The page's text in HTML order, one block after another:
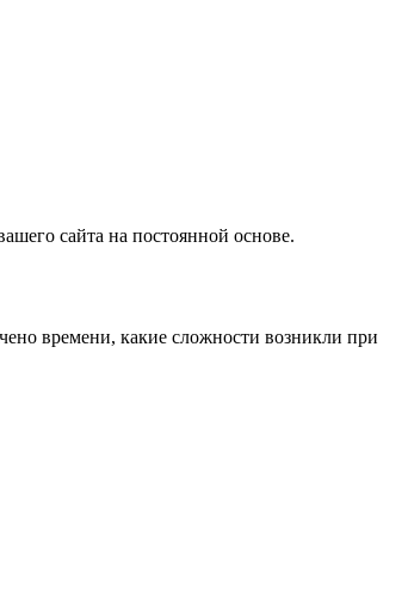
сайта на постоянной основе.
времени, какие сложности возникли при